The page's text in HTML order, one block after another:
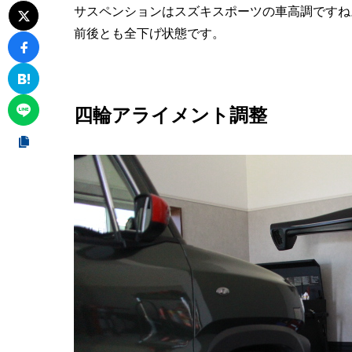
サスペンションはスズキスポーツの車高調です
前後とも全下げ状態です。
四輪アライメント調整